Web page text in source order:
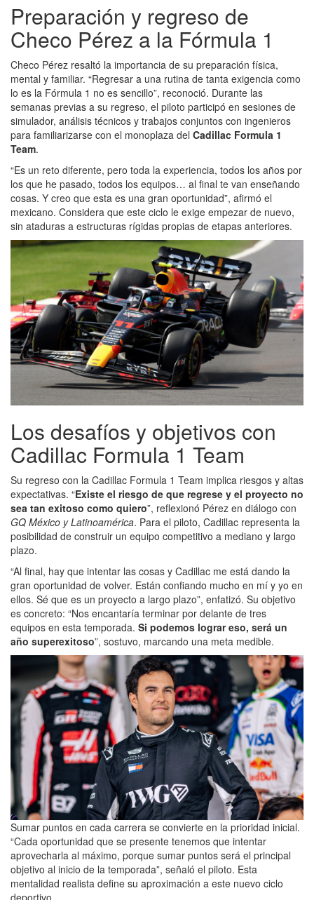
Preparación y regreso de
Checo Pérez a la Fórmula 1
Checo Pérez resaltó la importancia de su preparación física,
mental y familiar. “Regresar a una rutina de tanta exigencia como
lo es la Fórmula 1 no es sencillo”, reconoció. Durante las
semanas previas a su regreso, el piloto participó en sesiones de
simulador, análisis técnicos y trabajos conjuntos con ingenieros
para familiarizarse con el monoplaza del Cadillac Formula 1
Team.
“Es un reto diferente, pero toda la experiencia, todos los años por
los que he pasado, todos los equipos… al final te van enseñando
cosas. Y creo que esta es una gran oportunidad”, afirmó el
mexicano. Considera que este ciclo le exige empezar de nuevo,
sin ataduras a estructuras rígidas propias de etapas anteriores.
Los desafíos y objetivos con
Cadillac Formula 1 Team
Su regreso con la Cadillac Formula 1 Team implica riesgos y altas
expectativas. “Existe el riesgo de que regrese y el proyecto no
sea tan exitoso como quiero”, reflexionó Pérez en diálogo con
GQ México y Latinoamérica. Para el piloto, Cadillac representa la
posibilidad de construir un equipo competitivo a mediano y largo
plazo.
“Al final, hay que intentar las cosas y Cadillac me está dando la
gran oportunidad de volver. Están confiando mucho en mí y yo en
ellos. Sé que es un proyecto a largo plazo”, enfatizó. Su objetivo
es concreto: “Nos encantaría terminar por delante de tres
equipos en esta temporada. Si podemos lograr eso, será un
año superexitoso”, sostuvo, marcando una meta medible.
Sumar puntos en cada carrera se convierte en la prioridad inicial.
“Cada oportunidad que se presente tenemos que intentar
aprovecharla al máximo, porque sumar puntos será el principal
objetivo al inicio de la temporada”, señaló el piloto. Esta
mentalidad realista define su aproximación a este nuevo ciclo
deportivo.